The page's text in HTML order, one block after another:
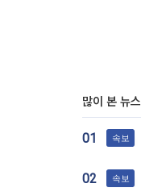
많이 본 뉴스
01 속보
02 속보